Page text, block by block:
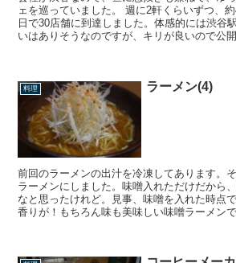
ェを巡っていました。 週に2軒くらいずつ、
日で30店舗に到達しました。体感的には渋谷
いはありそうなのですが、キリが良いので公
料理 ラーメン(4)
前回のラーメンの出汁を冷凍してあります。
ラーメンにしました。味噌入れただけだから
なと思ったけれど。見事、味噌を入れた時点
香りが！もちろん味も美味しい味噌ラーメン